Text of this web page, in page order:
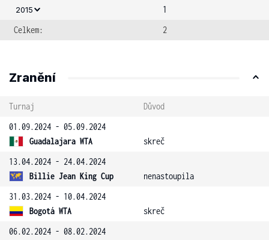
2015
1
Celkem:
2
Zranění
Turnaj
Důvod
01.09.2024 - 05.09.2024
Guadalajara WTA
skreč
13.04.2024 - 24.04.2024
Billie Jean King Cup
nenastoupila
31.03.2024 - 10.04.2024
Bogotá WTA
skreč
06.02.2024 - 08.02.2024